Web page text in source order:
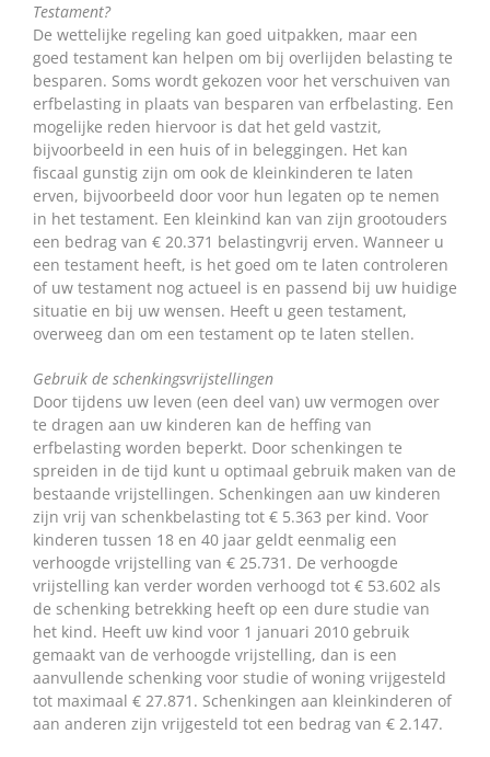
Testament?
De wettelijke regeling kan goed uitpakken, maar een
goed testament kan helpen om bij overlijden belasting te
besparen. Soms wordt gekozen voor het verschuiven van
erfbelasting in plaats van besparen van erfbelasting. Een
mogelijke reden hiervoor is dat het geld vastzit,
bijvoorbeeld in een huis of in beleggingen. Het kan
fiscaal gunstig zijn om ook de kleinkinderen te laten
erven, bijvoorbeeld door voor hun legaten op te nemen
in het testament. Een kleinkind kan van zijn grootouders
een bedrag van € 20.371 belastingvrij erven. Wanneer u
een testament heeft, is het goed om te laten controleren
of uw testament nog actueel is en passend bij uw huidige
situatie en bij uw wensen. Heeft u geen testament,
overweeg dan om een testament op te laten stellen.
Gebruik de schenkingsvrijstellingen
Door tijdens uw leven (een deel van) uw vermogen over
te dragen aan uw kinderen kan de heffing van
erfbelasting worden beperkt. Door schenkingen te
spreiden in de tijd kunt u optimaal gebruik maken van de
bestaande vrijstellingen. Schenkingen aan uw kinderen
zijn vrij van schenkbelasting tot € 5.363 per kind. Voor
kinderen tussen 18 en 40 jaar geldt eenmalig een
verhoogde vrijstelling van € 25.731. De verhoogde
vrijstelling kan verder worden verhoogd tot € 53.602 als
de schenking betrekking heeft op een dure studie van
het kind. Heeft uw kind voor 1 januari 2010 gebruik
gemaakt van de verhoogde vrijstelling, dan is een
aanvullende schenking voor studie of woning vrijgesteld
tot maximaal € 27.871. Schenkingen aan kleinkinderen of
aan anderen zijn vrijgesteld tot een bedrag van € 2.147.